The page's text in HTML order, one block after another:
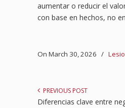
aumentar o reducir el
con base en hechos, no
On March 30, 2026 /
PREVIOUS POST
Diferencias clave entre